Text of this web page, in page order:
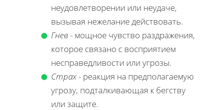
неудовлетворении или неудаче,
вызывая нежелание действовать.
Гнев - мощное чувство раздражения,
которое связано с восприятием
несправедливости или угрозы.
Страх- реакция на предполагаемую
угрозу, подталкивающая к бегству
или защите.